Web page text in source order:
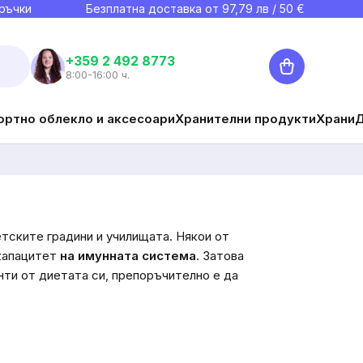
Безплатна доставка от 97,79 лв / 50 €
+359 2 492 8773
8:00-16:00 ч.
Количка
облекло и аксесоариХранителни продуктиХрани
градини и училищата. Някои от
на имунната система. Затова
от диетата си, препоръчително е да